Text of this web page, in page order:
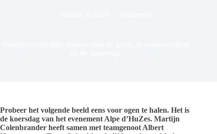
Probeer het volgende beeld eens voor ogen te halen. Het is
de koersdag van het evenement Alpe d’HuZes. Martijn
Colenbrander heeft samen met teamgenoot Albert